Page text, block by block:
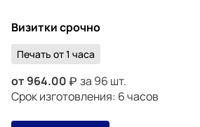
Визитки срочно
Печать от 1 часа
от964.00
за 96 шт.
Срок изготовления: 6 часов